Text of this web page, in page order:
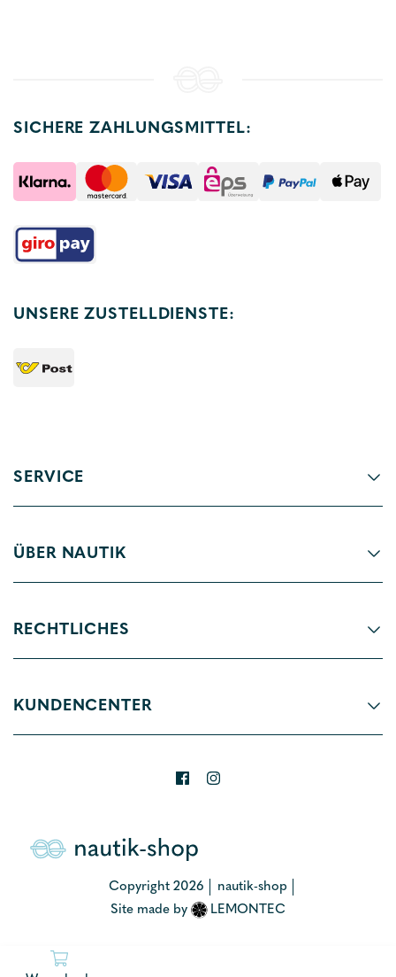
SICHERE ZAHLUNGSMITTEL:
UNSERE ZUSTELLDIENSTE:
SERVICE
ÜBER NAUTIK
RECHTLICHES
KUNDENCENTER
Copyright 2026
nautik-shop
Site made by
LEMONTEC